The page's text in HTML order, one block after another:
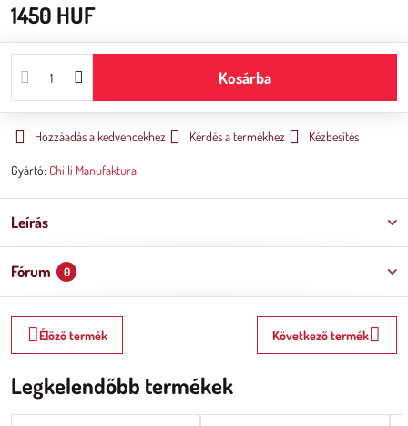
1450 HUF
Kosárba
Hozzáadás a kedvencekhez Kérdés a termékhez Kézbesítés
Gyártó: Chilli Manufaktura
Leírás
Fórum 0
Élőző termék Következő termék
Legkelendőbb termékek